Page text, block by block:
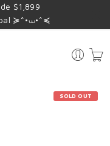
$1,899
≽^•⩊•^≼
SOLD OUT